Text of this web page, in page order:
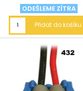
ODEŠLEME ZÍTRA
Přidat do košíku